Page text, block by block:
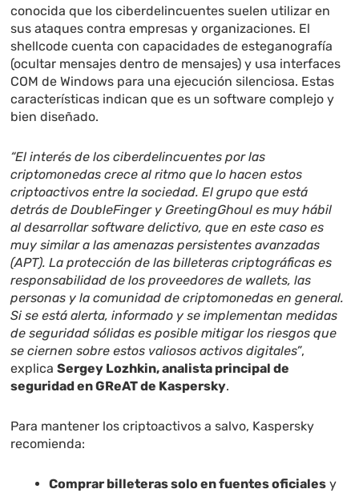
conocida que los ciberdelincuentes suelen utilizar en
sus ataques contra empresas y organizaciones. El
shellcode cuenta con capacidades de esteganografía
(ocultar mensajes dentro de mensajes) y usa interfaces
COM de Windows para una ejecución silenciosa. Estas
características indican que es un software complejo y
bien diseñado.
“El interés de los ciberdelincuentes por las
criptomonedas crece al ritmo que lo hacen estos
criptoactivos entre la sociedad. El grupo que está
detrás de DoubleFinger y GreetingGhoul es muy hábil
al desarrollar software delictivo, que en este caso es
muy similar a las amenazas persistentes avanzadas
(APT). La protección de las billeteras criptográficas es
responsabilidad de los proveedores de wallets, las
personas y la comunidad de criptomonedas en general.
Si se está alerta, informado y se implementan medidas
de seguridad sólidas es posible mitigar los riesgos que
se ciernen sobre estos valiosos activos digitales”,
explicaSergey Lozhkin, analista principal de
seguridad en GReAT de Kaspersky.
Para mantener los criptoactivos a salvo, Kaspersky
recomienda:
Comprar billeteras solo en fuentes oficiales y